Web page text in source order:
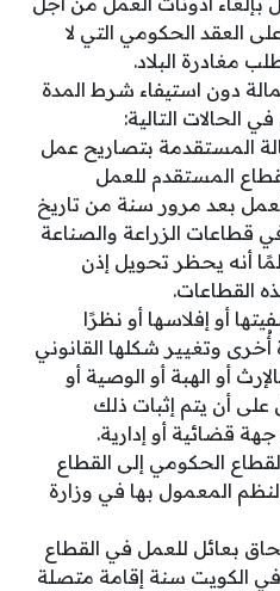
العقد الحكومي التي لا
مغادرة البلاد.
دون استيفاء شرط المدة
الحالات التالية:
المستقدمة بتصاريح عمل
المستقدم للعمل
بعد مرور سنة من تاريخ
قطاعات الزراعة والصناعة
أنه يحظر تحويل إذن
القطاعات.
أو إفلاسها أو نظرًا
وتغيير شكلها القانوني
أو الهبة أو الوصية أو
على أن يتم إثبات ذلك
قضائية أو إدارية.
الحكومي إلى القطاع
المعمول بها في وزارة
بعائل للعمل في القطاع
الكويت سنة إقامة متصلة